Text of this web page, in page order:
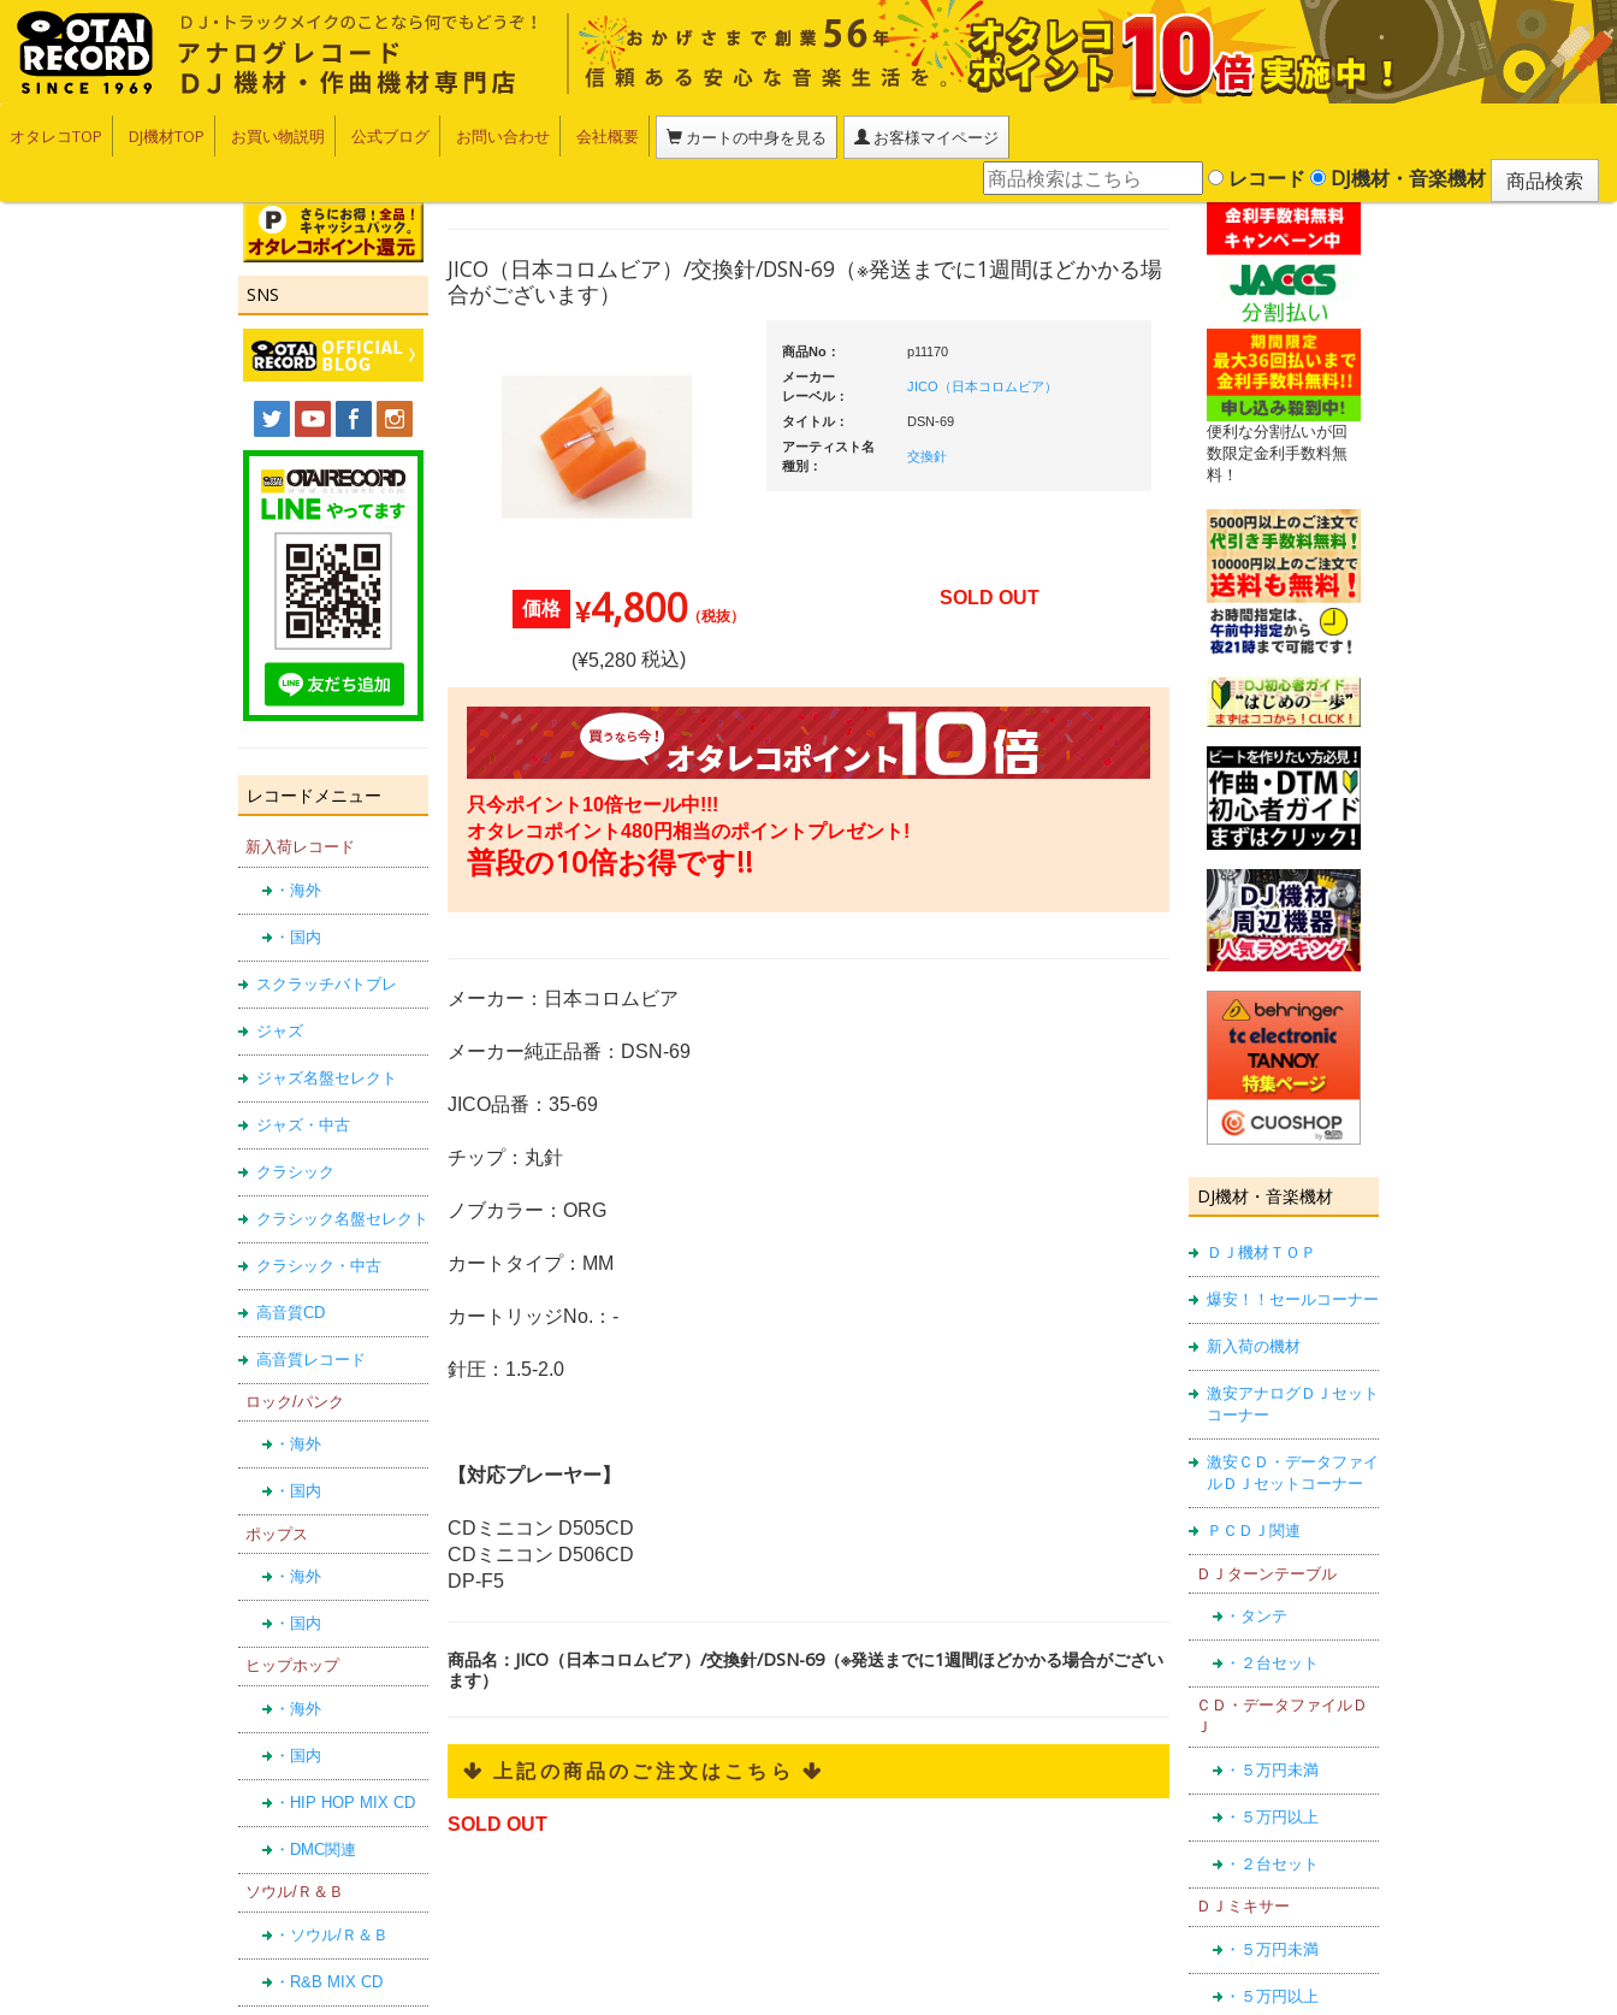
オタレコTOP DJ機材TOP お買い物説明 公式ブログ お問い合わせ 会社概要 カートの中身を見る お客様マイページ
レコード DJ機材・音楽機材
SNS
レコードメニュー
新入荷レコード
・海外
・国内
スクラッチバトブレ
ジャズ
ジャズ名盤セレクト
ジャズ・中古
クラシック
クラシック名盤セレクト
クラシック・中古
高音質CD
高音質レコード
ロック/パンク
・海外
・国内
ポップス
・海外
・国内
ヒップホップ
・海外
・国内
・HIP HOP MIX CD
・DMC関連
ソウル/Ｒ＆Ｂ
・ソウル/Ｒ＆Ｂ
・R&B MIX CD
便利な分割払いが回
数限定金利手数料無
料！
DJ機材・音楽機材
ＤＪ機材ＴＯＰ
爆安！！セールコーナー
新入荷の機材
激安アナログＤＪセット
コーナー
激安ＣＤ・データファイ
ルＤＪセットコーナー
ＰＣＤＪ関連
ＤＪターンテーブル
・タンテ
・２台セット
ＣＤ・データファイルＤ
Ｊ
・５万円未満
・５万円以上
・２台セット
ＤＪミキサー
・５万円未満
・５万円以上
JICO（日本コロムビア）/交換針/DSN-69（※発送までに1週間ほどかかる場
合がございます）
商品No：
p11170
メーカー
レーベル：
JICO（日本コロムビア）
タイトル：
DSN-69
アーティスト名
種別：
交換針
価格 ¥4,800（税抜）
(¥5,280税込)
SOLD OUT
只今ポイント10倍セール中!!!
オタレコポイント480円相当のポイントプレゼント!
普段の10倍お得です!!
メーカー：日本コロムビア
メーカー純正品番：DSN-69
JICO品番：35-69
チップ：丸針
ノブカラー：ORG
カートタイプ：MM
カートリッジNo.：-
針圧：1.5-2.0
【対応プレーヤー】
CDミニコン D505CD
CDミニコン D506CD
DP-F5
商品名：JICO（日本コロムビア）/交換針/DSN-69（※発送までに1週間ほどかかる場合がござい
ます）
 上記の商品のご注文はこちら 
SOLD OUT